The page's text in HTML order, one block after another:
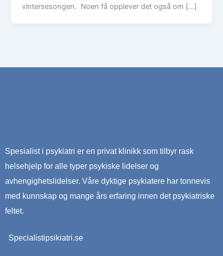
vintersesongen. Noen få opplever det også om […]
Spesialist i psykiatri er en privat klinikk som tilbyr rask
helsehjelp for alle typer psykiske lidelser og
avhengighetslidelser. Våre dyktige psykiatere har tonnevis
med kunnskap og mange års erfaring innen det psykiatriske
feltet.
Specialistipsikiatri.se